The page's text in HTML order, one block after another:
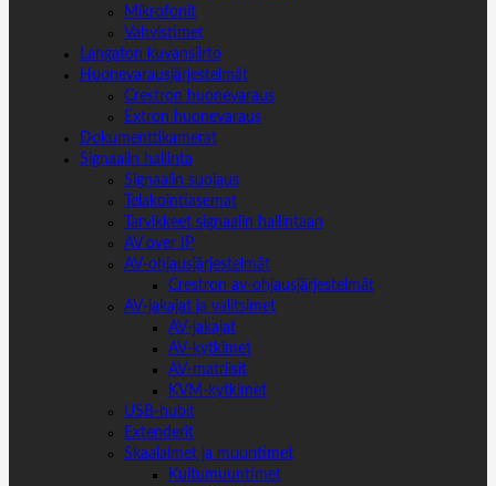
Mikrofonit
Vahvistimet
Langaton kuvansiirto
Huonevarausjärjestelmät
Crestron huonevaraus
Extron huonevaraus
Dokumenttikamerat
Signaalin hallinta
Signaalin suojaus
Telakointiasemat
Tarvikkeet signaalin hallintaan
AV over IP
AV-ohjausjärjestelmät
Crestron av-ohjausjärjestelmät
AV-jakajat ja valitsimet
AV-jakajat
AV-kytkimet
AV-matriisit
KVM-kytkimet
USB-hubit
Extenderit
Skaalaimet ja muuntimet
Kuitumuuntimet